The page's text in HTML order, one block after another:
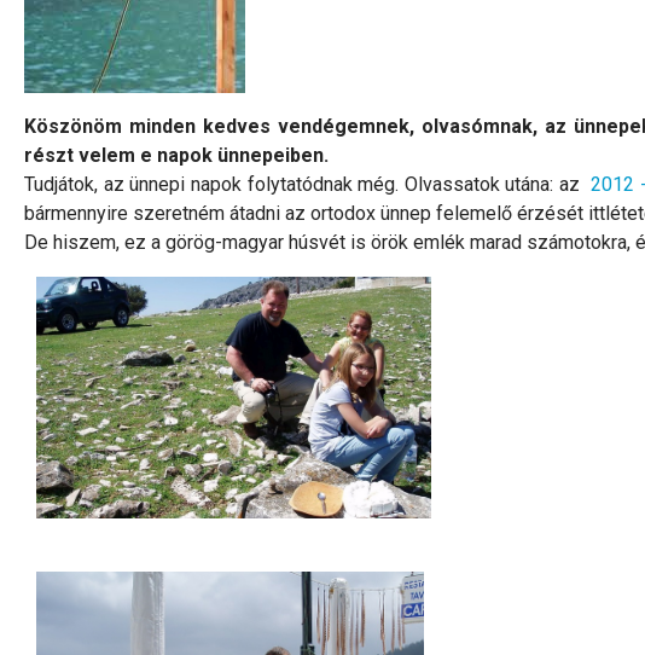
Köszönöm minden kedves vendégemnek, olvasómnak, az
részt velem e napok ünnepeiben.
Tudjátok, az ünnepi napok folytatódnak még. Olvassatok utána: az2012
bármennyire szeretném átadni az ortodox ünnep felemelő érzését
De hiszem, ez a görög-magyar húsvét is örök emlék marad